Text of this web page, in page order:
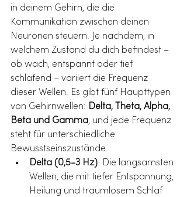
in deinem Gehirn, die die
Kommunikation zwischen deinen
Neuronen steuern. Je nachdem, in
welchem Zustand du dich befindest –
ob wach, entspannt oder tief
schlafend – variiert die Frequenz
dieser Wellen. Es gibt fünf Haupttypen
von Gehirnwellen: Delta, Theta, Alpha,
Beta und Gamma, und jede Frequenz
steht für unterschiedliche
Bewusstseinszustände.
Delta (0,5-3 Hz): Die langsamsten
Wellen, die mit tiefer Entspannung,
Heilung und traumlosem Schlaf